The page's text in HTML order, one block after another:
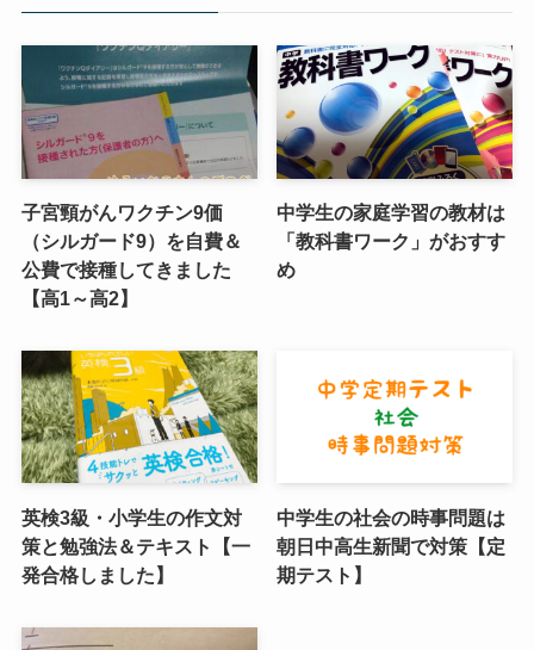
子宮頸がんワクチン9価
（シルガード9）を自費＆
公費で接種してきました
【高1～高2】
中学生の家庭学習の教材は
「教科書ワーク」がおすす
め
英検3級・小学生の作文対
策と勉強法＆テキスト【一
発合格しました】
中学生の社会の時事問題は
朝日中高生新聞で対策【定
期テスト】